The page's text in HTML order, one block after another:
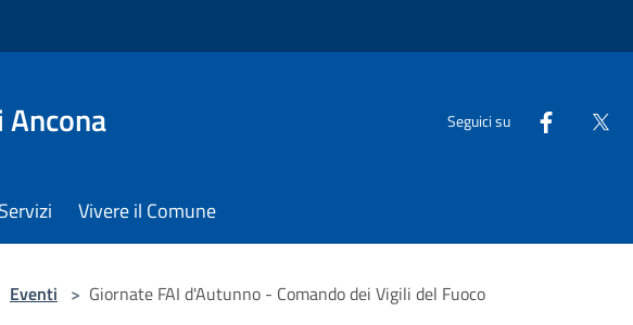
Ancona Seguici su
Servizi Vivere il Comune
Eventi > Giornate FAI d'Autunno - Comando dei Vigili del Fuoco